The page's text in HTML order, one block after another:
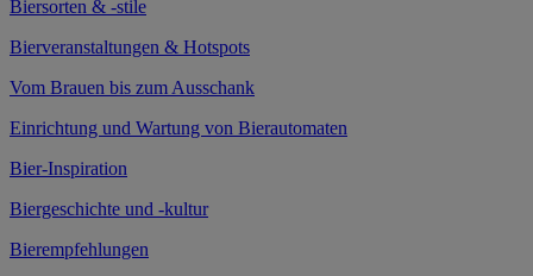
Biersorten & -stile
Bierveranstaltungen & Hotspots
Vom Brauen bis zum Ausschank
Einrichtung und Wartung von Bierautomaten
Bier-Inspiration
Biergeschichte und -kultur
Bierempfehlungen